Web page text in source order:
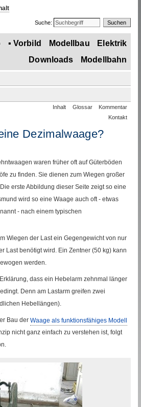
Suche:
▪ Vorbild Modellbau
Elektrik
Downloads
Modellbahn
Sonstiges
Dezimalwaagen Buderus Lollar
Triebwagen T33 der
Inhalt Glossar
Kommentar
Kontakt
Dezimalwaage?
waren früher oft auf Güterböden
zu finden. Sie dienen zum Wiegen großer
erste Abbildung dieser Seite zeigt so eine
wird so eine Waage auch oft - etwas
- nach einem typischen
Wiegen der Last ein Gegengewicht von nur
Last benötigt wird. Ein Zentner (50 kg) kann
werden.
dass ein Hebelarm zehnmal länger
Denn am Lastarm greifen zwei
Hebellängen).
Bau der Waage als funktionsfähiges Modell
nicht ganz einfach zu verstehen ist, folgt